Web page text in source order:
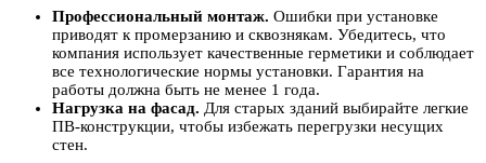
Профессиональный монтаж. Ошибки при установке
приводят к промерзанию и сквознякам. Убедитесь, что
компания использует качественные герметики и соблюдает
все технологические нормы установки. Гарантия на
работы должна быть не менее 1 года.
Нагрузка на фасад. Для старых зданий выбирайте легкие
ПВ-конструкции, чтобы избежать перегрузки несущих
стен.